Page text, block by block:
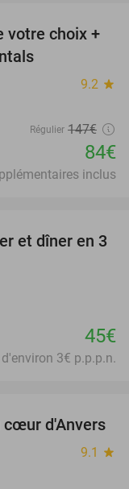
43%
votre choix +
9.2 star
Régulier 147€
84€
inclus
et dîner en 3
45€
3€ p.p.p.n.
46%
cœur d'Anvers
9.1 star